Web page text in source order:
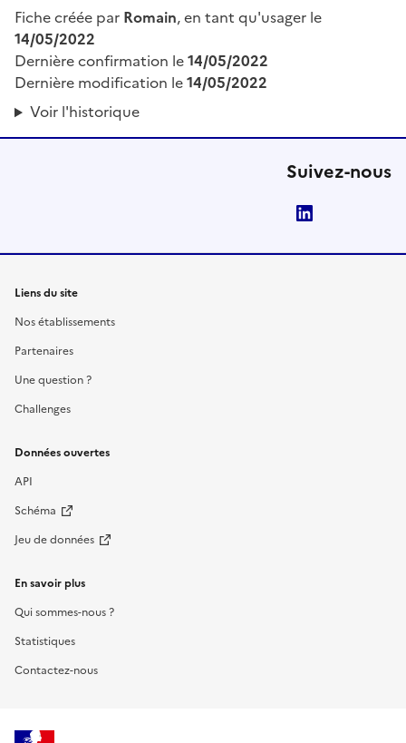
Fiche créée par Romain, en tant qu'usager le
14/05/2022
Dernière confirmation le14/05/2022
Dernière modification le14/05/2022
Voir l'historique
Suivez-nous
Liens du site
Nos établissements
Partenaires
Une question ?
Challenges
Données ouvertes
API
Schéma
Jeu de données
En savoir plus
Qui sommes-nous ?
Statistiques
Contactez-nous